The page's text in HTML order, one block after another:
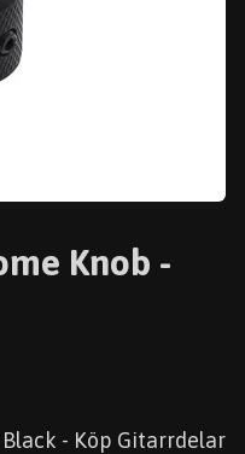
Knob -
- Köp Gitarrdelar